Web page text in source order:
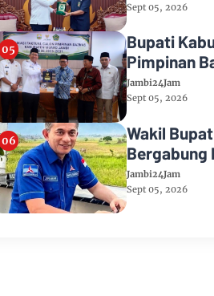
Sept 05, 2026
Bupati
Pimpinan
Jambi24Jam
Sept 05, 2026
Wakil
Bergabung
Jambi24Jam
Sept 05, 2026